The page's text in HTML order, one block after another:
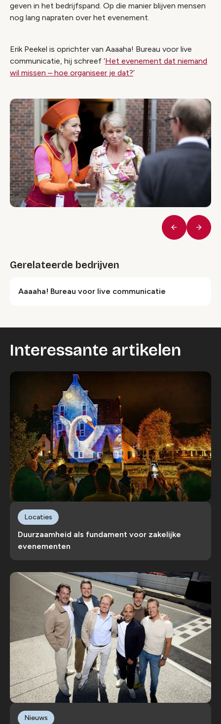
geven in het bedrijfspand. Op die manier blijven mensen
nog lang napraten over het evenement.
Erik Peekel is oprichter van Aaaaha! Bureau voor live
communicatie, hij schreef ‘Het evenement dat niemand
wil missen – hoe organiseer je dat?’
Vorige
Gerelateerde bedrijven
Aaaaha! Bureau voor live communicatie
Interessante artikelen
Duurzaamheid als fundament voor zakelijke
evenementen
Locaties
Nieuws